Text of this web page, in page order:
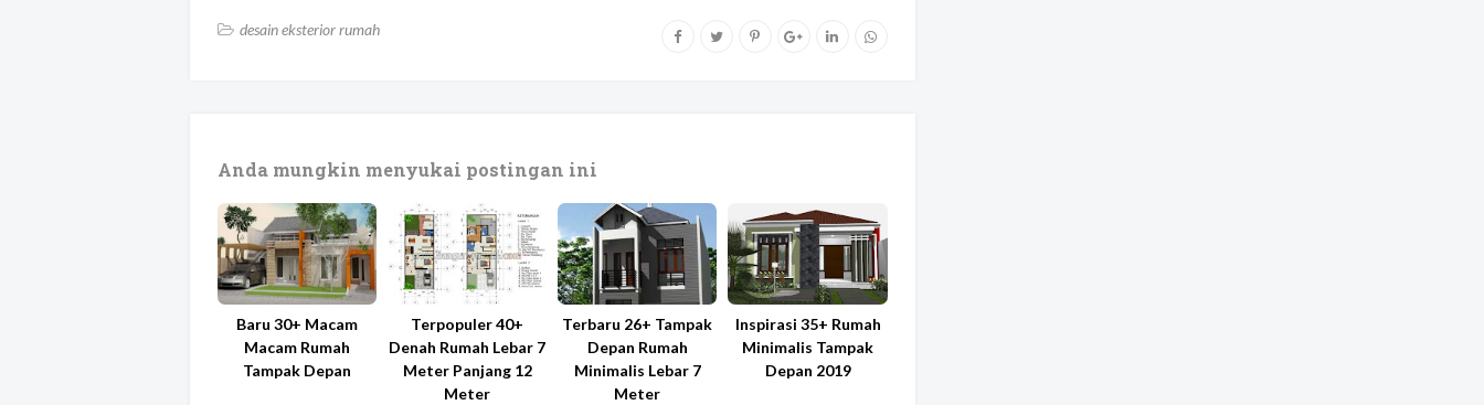
desain eksterior rumah
Anda mungkin menyukai postingan ini
Baru 30+ Macam
Macam Rumah
Tampak Depan
Terpopuler 40+
Denah Rumah Lebar 7
Meter Panjang 12
Meter
Terbaru 26+ Tampak
Depan Rumah
Minimalis Lebar 7
Meter
Inspirasi 35+ Rumah
Minimalis Tampak
Depan 2019